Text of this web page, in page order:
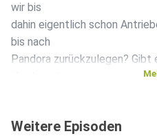
wir bis
dahin eigentlich schon
bis nach
Pandora zurückzulegen?
die Na'vi leben? Und wenn ja,
Weitere Episoden